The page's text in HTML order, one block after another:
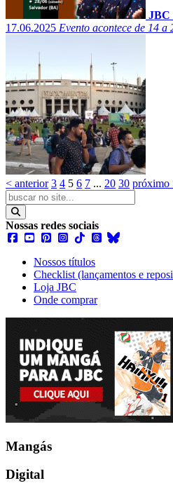
JBC
17.06.2025 Evento acontece de 14 a
< anterior 3 4 5 6 7 ... 20 30 próximo
Nossas redes sociais
Nossos títulos
Checklist (lançamentos e
Loja JBC
Onde comprar
Mangás
Digital